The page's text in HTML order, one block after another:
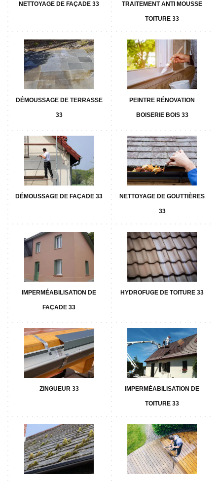
NETTOYAGE DE FAÇADE 33 TRAITEMENT ANTI MOUSSE
TOITURE 33
DÉMOUSSAGE DE TERRASSE
33
PEINTRE RÉNOVATION
BOISERIE BOIS 33
DÉMOUSSAGE DE FAÇADE 33 NETTOYAGE DE GOUTTIÈRES
33
IMPERMÉABILISATION DE
FAÇADE 33
HYDROFUGE DE TOITURE 33
ZINGUEUR 33 IMPERMÉABILISATION DE
TOITURE 33